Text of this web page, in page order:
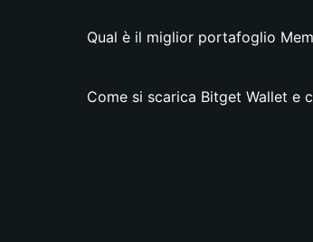
Qual è il miglior portafoglio
Come si scarica Bitget Wallet e